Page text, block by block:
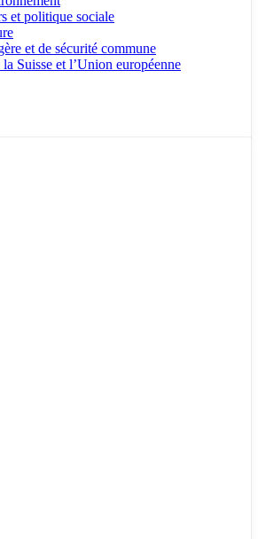
et politique sociale
et de sécurité commune
Suisse et l’Union européenne